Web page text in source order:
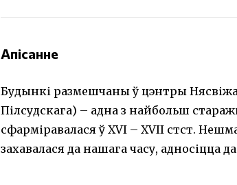
Апісанне
Будынкі размешчаны ў цэнтры
Пілсудскага) – адна з найбольш
сфарміравалася ў XVI – XVII стст.
захавалася да нашага часу, адносіцца